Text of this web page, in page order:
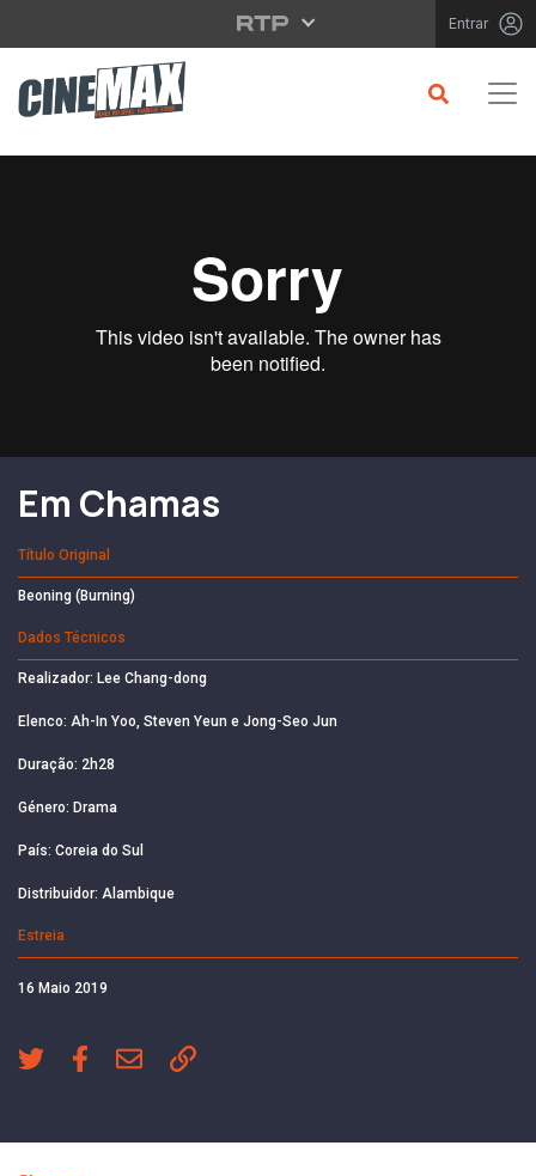
Saltar para o conteúdo principal Entrar
Filme em Cartaz
Em Chamas
Título Original
Beoning (Burning)
Dados Técnicos
Realizador: Lee Chang-dong
Elenco: Ah-In Yoo, Steven Yeun e Jong-Seo Jun
Duração: 2h28
Género: Drama
País: Coreia do Sul
Distribuidor: Alambique
Estreia
16 Maio 2019